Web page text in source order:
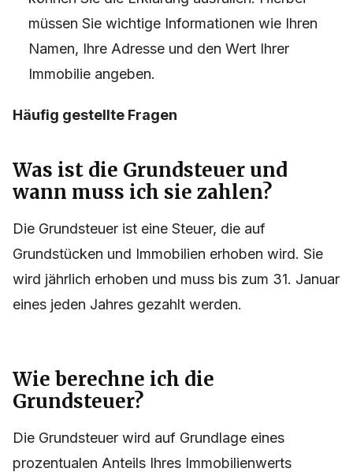
müssen Sie wichtige Informationen wie Ihren
Namen, Ihre Adresse und den Wert Ihrer
Immobilie angeben.
Häufig gestellte Fragen
Was ist die Grundsteuer und
wann muss ich sie zahlen?
Die Grundsteuer ist eine Steuer, die auf
Grundstücken und Immobilien erhoben wird. Sie
wird jährlich erhoben und muss bis zum 31. Januar
eines jeden Jahres gezahlt werden.
Wie berechne ich die
Grundsteuer?
Die Grundsteuer wird auf Grundlage eines
prozentualen Anteils Ihres Immobilienwerts